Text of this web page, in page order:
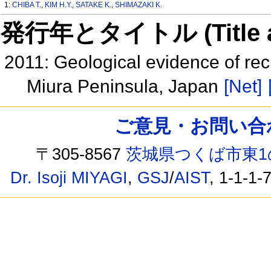
1:CHIBA T., KIM H.Y.,SATAKE K.,SHIMAZAKI K.
発行年とタイトル
2011: Geological evidence of
Miura Peninsula, Japan [Net]
ご意見・お問い
〒305-8567茨城県つくば市東
Dr. Isoji MIYAGI, GSJ/AIST, 1-1-1-